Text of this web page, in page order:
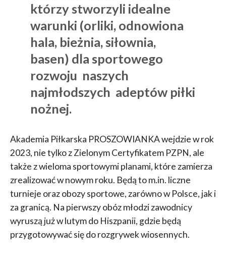
którzy stworzyli idealne
warunki (orliki, odnowiona
hala, bieżnia, siłownia,
basen) dla sportowego
rozwoju naszych
najmłodszych adeptów piłki
nożnej.
Akademia Piłkarska PROSZOWIANKA wejdzie w rok
2023, nie tylko z Zielonym Certyfikatem PZPN, ale
także z wieloma sportowymi planami, które zamierza
zrealizować w nowym roku. Będą to m.in. liczne
turnieje oraz obozy sportowe, zarówno w Polsce, jak i
za granicą. Na pierwszy obóz młodzi zawodnicy
wyruszą już w lutym do Hiszpanii, gdzie będą
przygotowywać się do rozgrywek wiosennych.